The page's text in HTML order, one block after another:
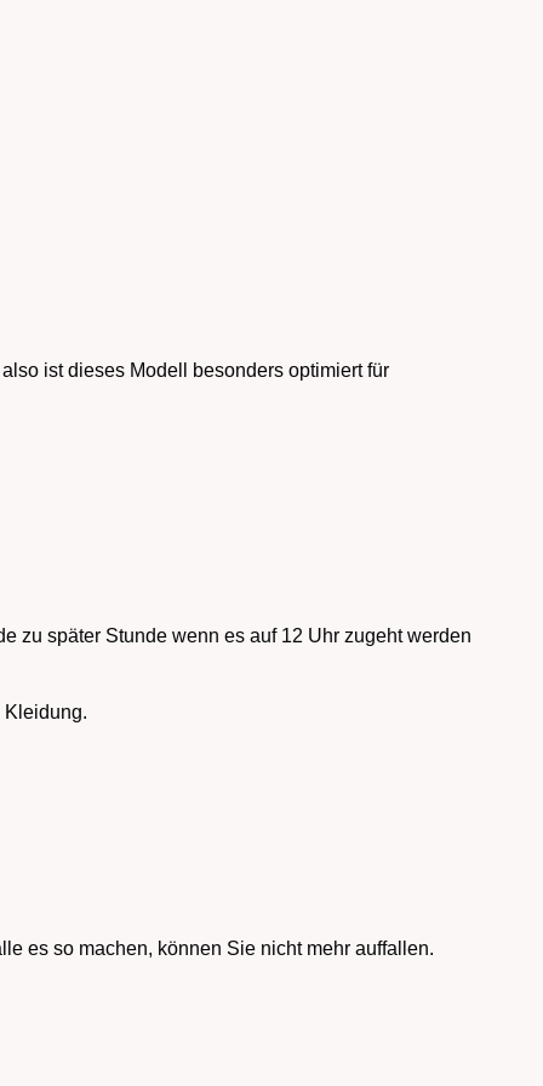
ist dieses Modell besonders optimiert für
zu später Stunde wenn es auf 12 Uhr zugeht werden
Kleidung.
es so machen, können Sie nicht mehr auffallen.